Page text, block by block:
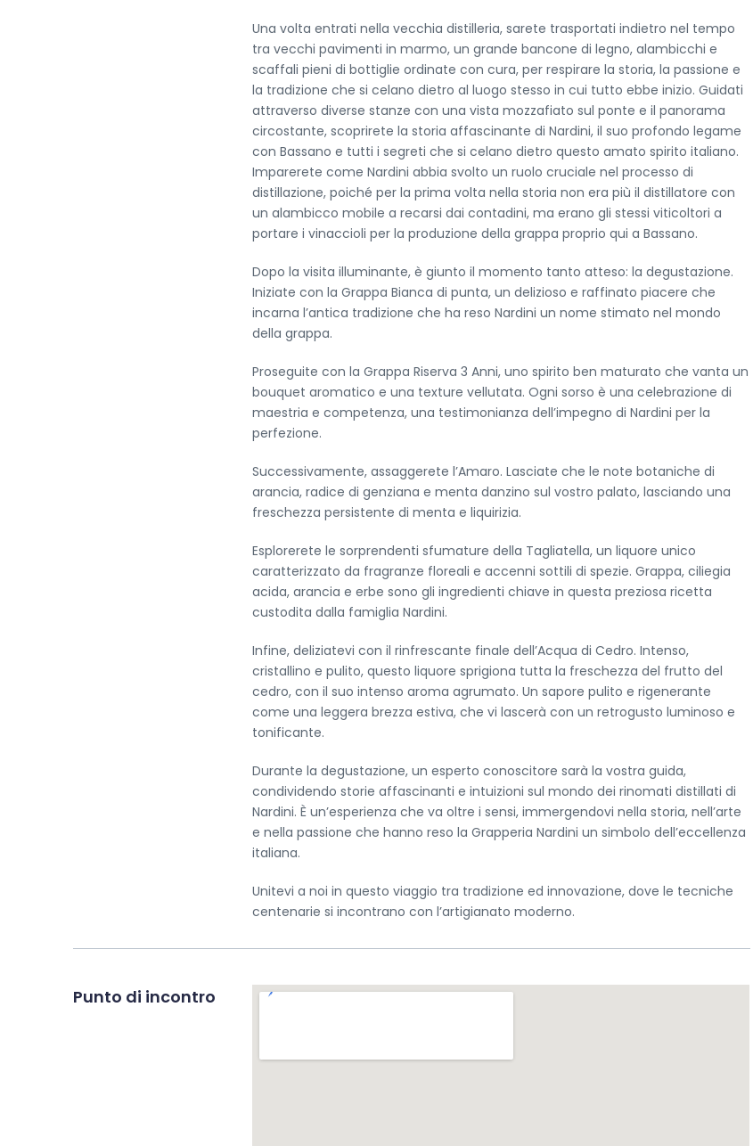
Una volta entrati nella vecchia distilleria, sarete trasportati indietro nel tempo
tra vecchi pavimenti in marmo, un grande bancone di legno, alambicchi e
scaffali pieni di bottiglie ordinate con cura, per respirare la storia, la passione e
la tradizione che si celano dietro al luogo stesso in cui tutto ebbe inizio. Guidati
attraverso diverse stanze con una vista mozzafiato sul ponte e il panorama
circostante, scoprirete la storia affascinante di Nardini, il suo profondo legame
con Bassano e tutti i segreti che si celano dietro questo amato spirito italiano.
Imparerete come Nardini abbia svolto un ruolo cruciale nel processo di
distillazione, poiché per la prima volta nella storia non era più il distillatore con
un alambicco mobile a recarsi dai contadini, ma erano gli stessi viticoltori a
portare i vinaccioli per la produzione della grappa proprio qui a Bassano.
Dopo la visita illuminante, è giunto il momento tanto atteso: la degustazione.
Iniziate con la Grappa Bianca di punta, un delizioso e raffinato piacere che
incarna l’antica tradizione che ha reso Nardini un nome stimato nel mondo
della grappa.
Proseguite con la Grappa Riserva 3 Anni, uno spirito ben maturato che vanta un
bouquet aromatico e una texture vellutata. Ogni sorso è una celebrazione di
maestria e competenza, una testimonianza dell’impegno di Nardini per la
perfezione.
Successivamente, assaggerete l’Amaro. Lasciate che le note botaniche di
arancia, radice di genziana e menta danzino sul vostro palato, lasciando una
freschezza persistente di menta e liquirizia.
Esplorerete le sorprendenti sfumature della Tagliatella, un liquore unico
caratterizzato da fragranze floreali e accenni sottili di spezie. Grappa, ciliegia
acida, arancia e erbe sono gli ingredienti chiave in questa preziosa ricetta
custodita dalla famiglia Nardini.
Infine, deliziatevi con il rinfrescante finale dell’Acqua di Cedro. Intenso,
cristallino e pulito, questo liquore sprigiona tutta la freschezza del frutto del
cedro, con il suo intenso aroma agrumato. Un sapore pulito e rigenerante
come una leggera brezza estiva, che vi lascerà con un retrogusto luminoso e
tonificante.
Durante la degustazione, un esperto conoscitore sarà la vostra guida,
condividendo storie affascinanti e intuizioni sul mondo dei rinomati distillati di
Nardini. È un’esperienza che va oltre i sensi, immergendovi nella storia, nell’arte
e nella passione che hanno reso la Grapperia Nardini un simbolo dell’eccellenza
italiana.
Unitevi a noi in questo viaggio tra tradizione ed innovazione, dove le tecniche
centenarie si incontrano con l’artigianato moderno.
Punto di incontro
Send Message to Seller
Your name *
Your email
Your message
< Esci dal form
< Esci dal Form
Resta aggiornato con noi